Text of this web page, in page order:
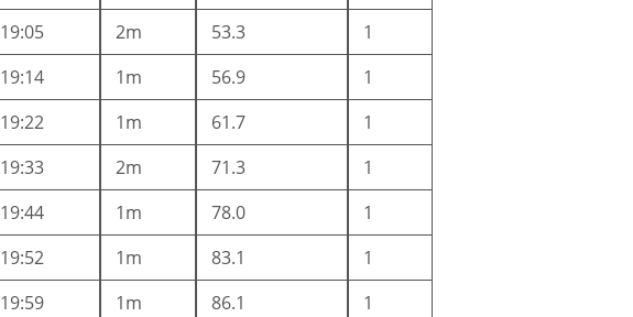
19:05 2m 53.3
1
19:14 1m 56.9
1
19:22 1m 61.7
1
19:33 2m 71.3
1
19:44 1m 78.0
1
19:52 1m 83.1
1
19:59 1m 86.1
1